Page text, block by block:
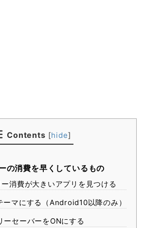
Contents [hide]
の消費を早くしているもの
消費が大きいアプリを見つける
ーマにする（Android10以降のみ）
ーセーバーをONにする